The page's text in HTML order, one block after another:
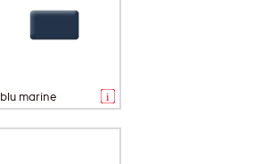
blu marine